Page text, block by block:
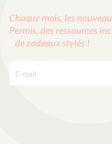
Chaque mois, les
Permis, des ressources
de cadeaux stylés !